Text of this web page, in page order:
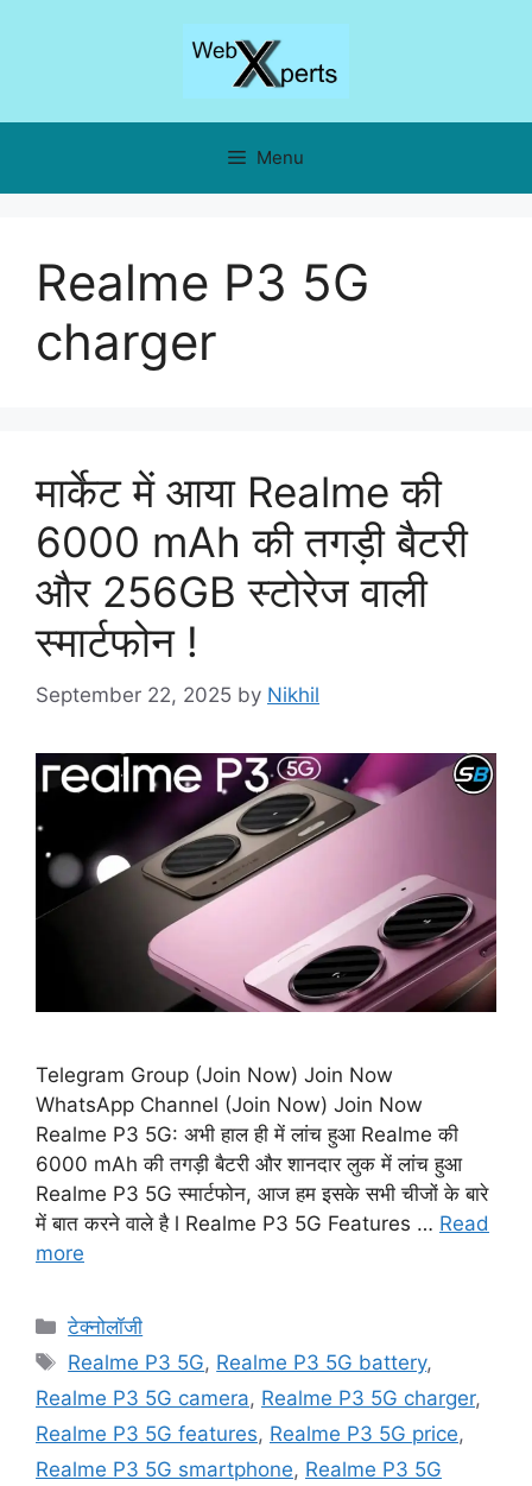
Menu
Realme P3 5G
charger
मार्केट में आया Realme की
6000 mAh की तगड़ी बैटरी
और 256GB स्टोरेज वाली
स्मार्टफोन !
September 22, 2025 by Nikhil
Telegram Group (Join Now) Join Now
WhatsApp Channel (Join Now) Join Now
Realme P3 5G: अभी हाल ही में लांच हुआ Realme की
6000 mAh की तगड़ी बैटरी और शानदार लुक में लांच हुआ
Realme P3 5G स्मार्टफोन, आज हम इसके सभी चीजों के बारे
में बात करने वाले है l Realme P3 5G Features … Read
more
Categories
टेक्नोलॉजी
Tags
Realme P3 5G, Realme P3 5G battery,
Realme P3 5G camera, Realme P3 5G charger,
Realme P3 5G features, Realme P3 5G price,
Realme P3 5G smartphone, Realme P3 5G